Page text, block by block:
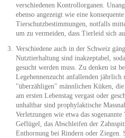
verschiedenen Kontrollorganen.
ebenso angezeigt wie eine
Tierschutzbestimmungen, notfalls
um zu vermeiden, dass Tierleid sich
Verschiedene auch in der Schweiz
Nutztierhaltung sind inakzeptabel,
gesucht werden muss. Zu denken ist
Legehennenzucht anfallenden
"überzähligen" männlichen Küken,
am ersten Lebenstag vergast oder
unhaltbar sind prophylaktische
Verletzungen wie etwa das
Geflügel, das Abschleifen der
Enthornung bei Rindern oder Ziegen.